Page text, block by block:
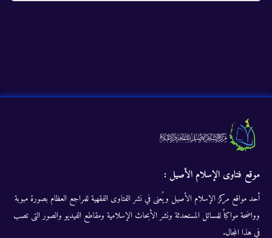
موقع فتاوى الإسلام الأصيل :
أحد مواقع مركز الإسلام الأصيل ويُعنى في نشر الفتاوى الفقهية للمراجع العظام بصورة مبوبة
وواضحة مواكباً للمسائل المستحدثة ونشر الأبحاث الإسلامية ومقاطع الفيديو والصور التى تصب
في هذا المجال.